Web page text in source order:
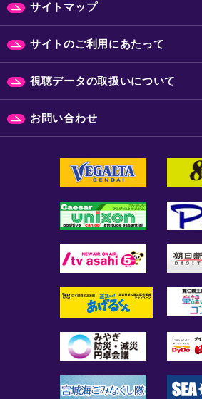
サイトマップ
サイトのご利用にあたって
視聴データの取扱いについて
お問い合わせ